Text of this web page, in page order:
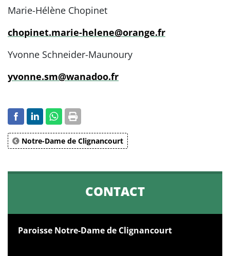
Marie-Hélène Chopinet
chopinet.marie-helene@orange.fr
Yvonne Schneider-Maunoury
yvonne.sm@wanadoo.fr
Notre-Dame de Clignancourt
CONTACT
Paroisse Notre-Dame de Clignancourt